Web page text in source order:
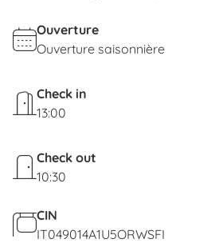
Ouverture
Ouverture saisonnière
Check in
13:00
Check out
10:30
CIN
IT049014A1U5ORWSFI